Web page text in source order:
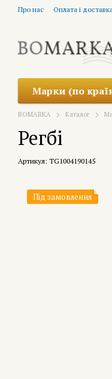
Перейти до основного
Про нас Оплата і
Марки (по
BOMARKA Каталог
Регбі
Артикул: TG1004190145
Під замовлення